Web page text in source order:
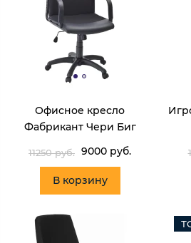
Офисное кресло
Фабрикант Чери Биг
11250 руб. 9000 руб.
В корзину